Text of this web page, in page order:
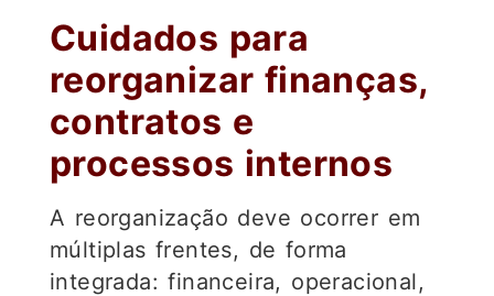
Cuidados para
reorganizar finanças,
contratos e
processos internos
A reorganização deve ocorrer em
múltiplas frentes, de forma
integrada: financeira, operacional,